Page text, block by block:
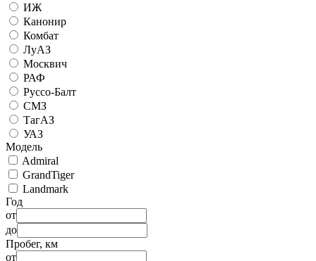
ИЖ
Канонир
Комбат
ЛуАЗ
Москвич
РАФ
Руссо-Балт
СМЗ
ТагАЗ
УАЗ
Модель
Admiral
GrandTiger
Landmark
Год
от
до
Пробег, км
от